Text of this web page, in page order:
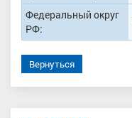
Федеральный округ
РФ:
Вернуться